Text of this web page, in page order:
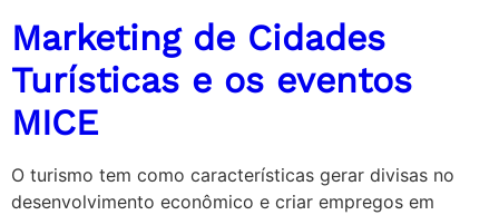
Marketing de Cidades
Turísticas e os eventos
MICE
O turismo tem como características gerar divisas no
desenvolvimento econômico e criar empregos em